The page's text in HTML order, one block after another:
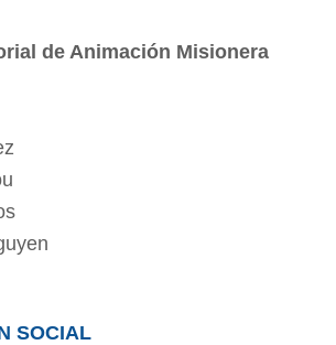
de Animación Misionera
SOCIAL